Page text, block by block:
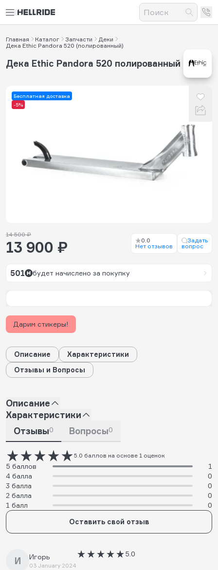
Главная Каталог Запчасти
Деки
Дека Ethic Pandora 520 (полированный)
Бесплатная доставка
-5%
Дека Ethic Pandora 520 полированный
14 500 ₽
13 900 ₽
0.0
Нет отзывов
Задать
вопрос
501 будет начислено за покупку
Дарим стикеры!
Описание
Характеристики
Отзывы и Вопросы
Описание
Характеристики
Отзывы0 Вопросы0
5.0 баллов на основе 1 оценок
5 баллов
1
4 балла
0
3 балла
0
2 балла
0
1 балл
0
Оставить свой отзыв
И Игорь
03 January 2024
5.0